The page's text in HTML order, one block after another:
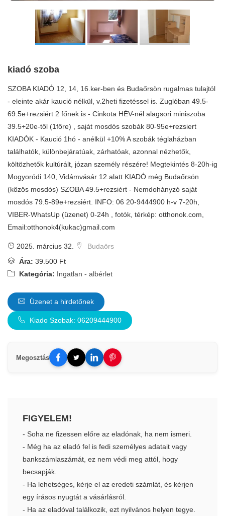
kiadó szoba
SZOBA KIADÓ 12, 14, 16.ker-ben és Budaőrsön rugalmas tulajtól
- eleinte akár kaució nélkül, v.2heti fizetéssel is. Zuglóban 49.5-
69.5e+rezsiért 2 főnek is - Cinkota HÉV-nél alagsori miniszoba
39.5+20e-től (1főre) , saját mosdós szobák 80-95e+rezsiert
KIADÓK - Kaució 1hó - anélkül +10% A szobák téglaházban
találhatók, különbejáratúak, zárhatóak, azonnal nézhetők,
költözhetők kultúrált, józan személy részére! Megtekintés 8-20h-ig
Mogyoródi 140, Vidámvásár 12.alatt KIADÓ még Budaőrsön
(közös mosdós) SZOBA 49.5+rezsiért - Nemdohányzó saját
mosdós 79.5-89e+rezsiért. INFO: 06 20-9444900 h-v 7-20h,
VIBER-WhatsUp (üzenet) 0-24h , fotók, térkép: otthonok.com,
Email:otthonok4(kukac)gmail.com
2025. március 32.
Budaörs
Ára: 39.500 Ft
Kategória: Ingatlan - albérlet
Üzenet a hirdetőnek
Kiado Szobak: 06209444900
Megosztás
FIGYELEM!
- Soha ne fizessen előre az eladónak, ha nem ismeri.
- Még ha az eladó fel is fedi személyes adatait vagy
bankszámlaszámát, ez nem védi meg attól, hogy
becsapják.
- Ha lehetséges, kérje el az eredeti számlát, és kérjen
egy írásos nyugtát a vásárlásról.
- Ha az eladóval találkozik, ezt nyilvános helyen tegye.